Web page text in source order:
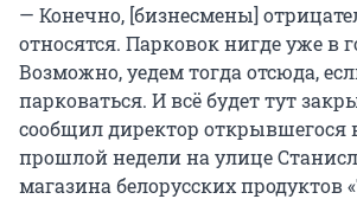
— Конечно, [бизнесмены]
относятся. Парковок нигде уже в
Возможно, уедем тогда отсюда,
парковаться. И всё будет тут
сообщил директор открывшегося
прошлой недели на улице
магазина белорусских продуктов